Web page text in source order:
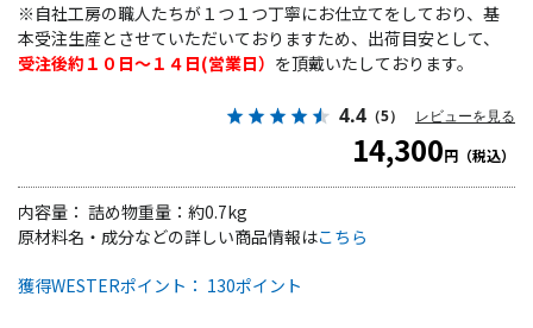
※自社工房の職人たちが１つ１つ丁寧にお仕立てをしており、基
本受注生産とさせていただいておりますため、出荷目安として、
受注後約１０日～１４日(営業日） を頂戴いたしております。
4.4 （5） レビューを見る
14,300円（税込）
内容量： 詰め物重量：約0.7kg
獲得WESTERポイント： 130ポイント
原材料名・成分などの詳しい商品情報はこちら